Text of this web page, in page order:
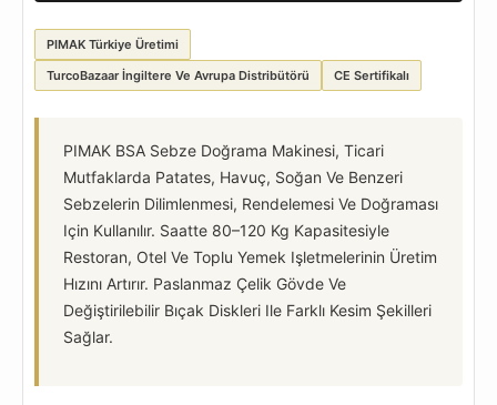
PIMAK Türkiye Üretimi
TurcoBazaar İngiltere Ve Avrupa Distribütörü
CE Sertifikalı
PIMAK BSA Sebze Doğrama Makinesi, Ticari
Mutfaklarda Patates, Havuç, Soğan Ve Benzeri
Sebzelerin Dilimlenmesi, Rendelemesi Ve Doğraması
Için Kullanılır. Saatte 80–120 Kg Kapasitesiyle
Restoran, Otel Ve Toplu Yemek Işletmelerinin Üretim
Hızını Artırır. Paslanmaz Çelik Gövde Ve
Değiştirilebilir Bıçak Diskleri Ile Farklı Kesim Şekilleri
Sağlar.